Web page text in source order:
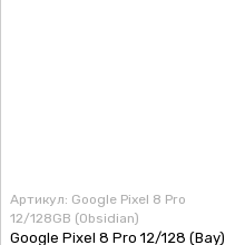
Артикул: Google Pixel 8 Pro
12/128GB (Obsidian)
Google Pixel 8 Pro 12/128 (Bay)